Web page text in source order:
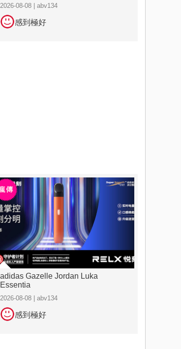
2026-08-08 | abv134
感到極好
adidas Gazelle Jordan Luka
Essentia
2026-08-08 | abv134
感到極好